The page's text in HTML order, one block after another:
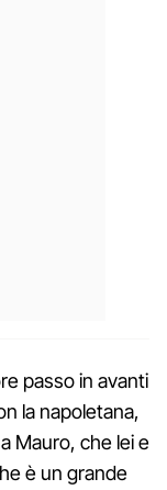
passo in avanti
la napoletana,
Mauro, che lei e
è un grande